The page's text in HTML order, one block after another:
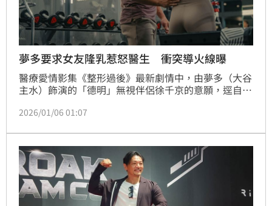
夢多要求女友隆乳惹怒醫生 衝突導火線曝
醫療愛情影集《整形過後》最新劇情中，由夢多（大谷
主水）飾演的「德明」無視伴侶徐千京的意願，逕自依
容飾演的整外女醫「楊雅頌」當場冷回：「手術你來就
情，瞬間在網路炸鍋。
2026/01/06 01:07